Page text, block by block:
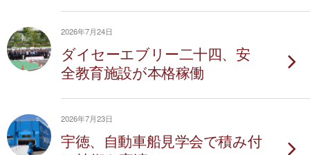
2026年7月24日
ダイセーエブリー二十四、安
全教育施設が本格稼働
2026年7月23日
宇徳、自動車船見学会で積み付